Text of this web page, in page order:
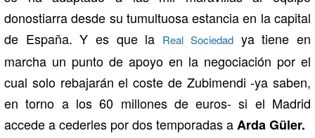
donostiarra desde su tumultuosa estancia en la capital
de España. Y es que la Real Sociedadya tiene en
marcha un punto de apoyo en la negociación por el
cual solo rebajarán el coste de Zubimendi -ya saben,
en torno a los 60 millones de euros- si el Madrid
accede a cederles por dos temporadas aArda Güler.